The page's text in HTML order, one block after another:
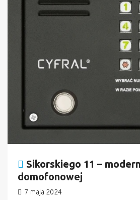
Sikorskiego 11 –
domofonowej
7 maja 2024